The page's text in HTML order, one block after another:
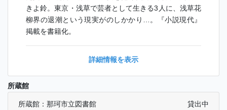
きよ鈴。東京・浅草で芸者として生きる3人に、浅草花
柳界の退潮という現実がのしかかり…。『小説現代』
掲載を書籍化。
詳細情報を表示
所蔵館
所蔵館：那珂市立図書館 貸出中